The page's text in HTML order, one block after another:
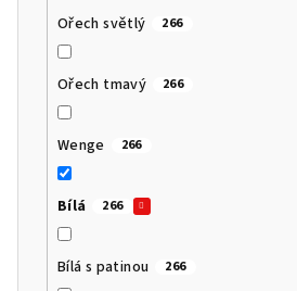
Ořech světlý 266
Ořech tmavý 266
Wenge 266
Bílá 266
Bílá s patinou 266